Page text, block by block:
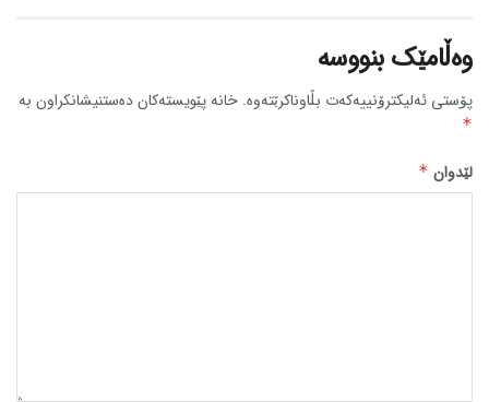
وەڵامێک بنووسە
پۆستی ئەلیکترۆنییەکەت بڵاوناکرێتەوە. خانە پێویستەکان دەستنیشانکراون بە
*
لێدوان *